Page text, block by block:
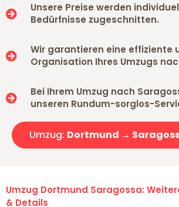
Unsere Preise werden
Bedürfnisse zugeschnitten.
Wir garantieren eine effiziente
Organisation Ihres Umzugs
Bei Ihrem Umzug nach
unseren Rundum-sorglos-
Umzug: Dortmund →
Umzug Dortmund Saragossa:
& Details